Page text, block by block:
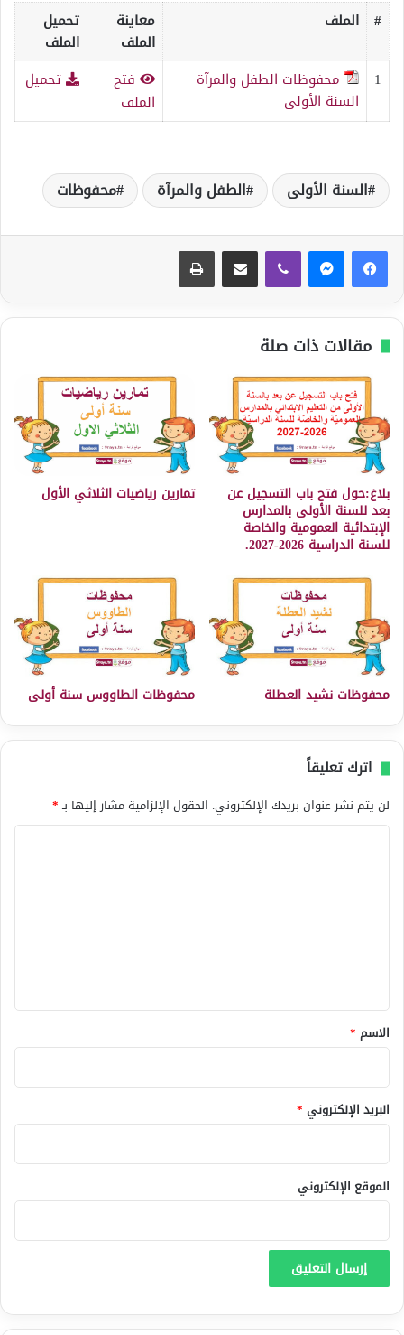
# الملف
معاينة
الملف
تحميل
الملف
1
محفوظات الطفل والمرآة
السنة الأولى
فتح
الملف
تحميل
السنة الأولى الطفل والمرآة محفوظات
مقالات ذات صلة
بلاغ:حول فتح باب التسجيل عن
بعد للسنة الأولى بالمدارس
الإبتدائية العمومية والخاصة
للسنة الدراسية 2026-2027.
تمارين رياضيات الثلاثي الأول
محفوظات نشيد العطلة محفوظات الطاووس سنة أولى
اترك تعليقاً
لن يتم نشر عنوان بريدك الإلكتروني. الحقول الإلزامية مشار إليها بـ*
*
الاسم *
البريد الإلكتروني *
الموقع الإلكتروني